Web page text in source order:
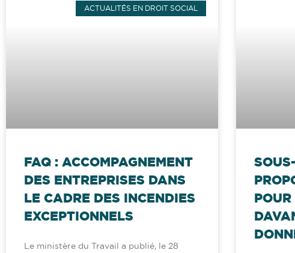
ACTUALITÉS EN DROIT SOCIAL
FAQ : ACCOMPAGNEMENT
DES ENTREPRISES DANS
LE CADRE DES INCENDIES
EXCEPTIONNELS
Le ministère du Travail a publié, le 28